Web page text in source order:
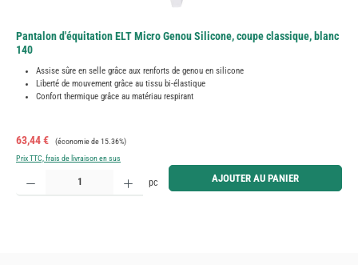
Pantalon d'équitation ELT Micro Genou Silicone, coupe classique, blanc
140
Assise sûre en selle grâce aux renforts de genou en silicone
Liberté de mouvement grâce au tissu bi-élastique
Confort thermique grâce au matériau respirant
Prix de vente :
63,44 € Prix régulier :
(économie de 15.36%)
Prix TTC, frais de livraison en sus
Quantité de produit : Entrez la quantité souhaitée ou utilisez les boutons pour augmenter ou
pc AJOUTER AU PANIER